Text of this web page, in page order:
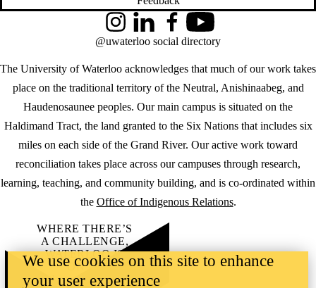
The University of Waterloo acknowledges that much of our work takes
place on the traditional territory of the Neutral, Anishinaabeg, and
Haudenosaunee peoples. Our main campus is situated on the
Haldimand Tract, the land granted to the Six Nations that includes six
miles on each side of the Grand River. Our active work toward
reconciliation takes place across our campuses through research,
learning, teaching, and community building, and is co-ordinated within
the Office of Indigenous Relations.
InstagramLinkedInFacebookYouTube
@uwaterloo social directory
WHERE THERE’S
A CHALLENGE,
WATERLOO IS
ON IT.
Learn how →
We use cookies on this site to enhance
your user experience